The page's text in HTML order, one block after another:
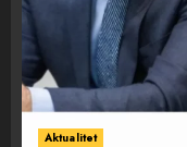
Aktualitet